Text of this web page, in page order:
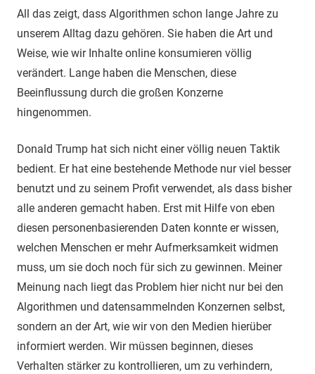
All das zeigt, dass Algorithmen schon lange Jahre zu
unserem Alltag dazu gehören. Sie haben die Art und
Weise, wie wir Inhalte online konsumieren völlig
verändert. Lange haben die Menschen, diese
Beeinflussung durch die großen Konzerne
hingenommen.
Donald Trump hat sich nicht einer völlig neuen Taktik
bedient. Er hat eine bestehende Methode nur viel besser
benutzt und zu seinem Profit verwendet, als dass bisher
alle anderen gemacht haben. Erst mit Hilfe von eben
diesen personenbasierenden Daten konnte er wissen,
welchen Menschen er mehr Aufmerksamkeit widmen
muss, um sie doch noch für sich zu gewinnen. Meiner
Meinung nach liegt das Problem hier nicht nur bei den
Algorithmen und datensammelnden Konzernen selbst,
sondern an der Art, wie wir von den Medien hierüber
informiert werden. Wir müssen beginnen, dieses
Verhalten stärker zu kontrollieren, um zu verhindern,